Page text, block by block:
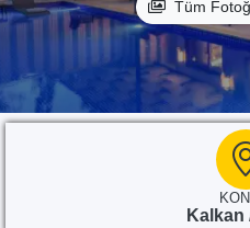
Tüm
Kalkan